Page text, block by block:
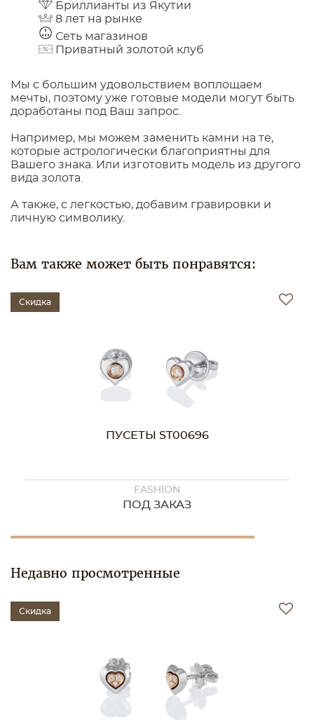
Бриллианты из Якутии
8 лет на рынке
Сеть магазинов
Приватный золотой клуб
Мы с большим удовольствием воплощаем
мечты, поэтому уже готовые модели могут быть
доработаны под Ваш запрос.
Например, мы можем заменить камни на те,
которые астрологически благоприятны для
Вашего знака. Или изготовить модель из другого
вида золота.
А также, с легкостью, добавим гравировки и
личную символику.
Вам также может быть понравятся:
Скидка
ПУСЕТЫ ST00696
FASHION
ПОД ЗАКАЗ
Недавно просмотренные
Скидка